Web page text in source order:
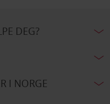
DEG?
I NORGE